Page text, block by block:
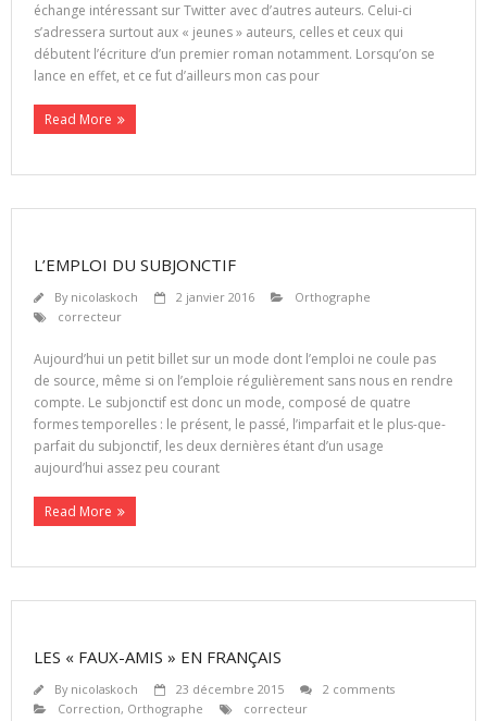
échange intéressant sur Twitter avec d’autres auteurs. Celui-ci
s’adressera surtout aux « jeunes » auteurs, celles et ceux qui
débutent l’écriture d’un premier roman notamment. Lorsqu’on se
lance en effet, et ce fut d’ailleurs mon cas pour
Read More
L’EMPLOI DU SUBJONCTIF
By nicolaskoch 2 janvier 2016
Orthographe
correcteur
Aujourd’hui un petit billet sur un mode dont l’emploi ne coule pas
de source, même si on l’emploie régulièrement sans nous en rendre
compte. Le subjonctif est donc un mode, composé de quatre
formes temporelles : le présent, le passé, l’imparfait et le plus-que-
parfait du subjonctif, les deux dernières étant d’un usage
aujourd’hui assez peu courant
Read More
LES « FAUX-AMIS » EN FRANÇAIS
By nicolaskoch 23 décembre 2015
2 comments
Correction, Orthographe correcteur